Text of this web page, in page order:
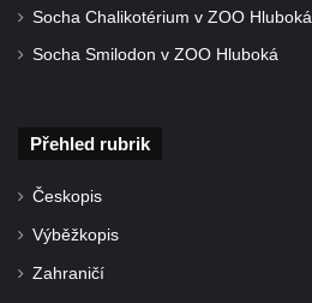
Protiletecký kryt v Tanvaldu
Socha Chalikotérium v ZOO Hluboká
Socha Smilodon v ZOO Hluboká
Přehled rubrik
Českopis
Výběžkopis
Zahraničí